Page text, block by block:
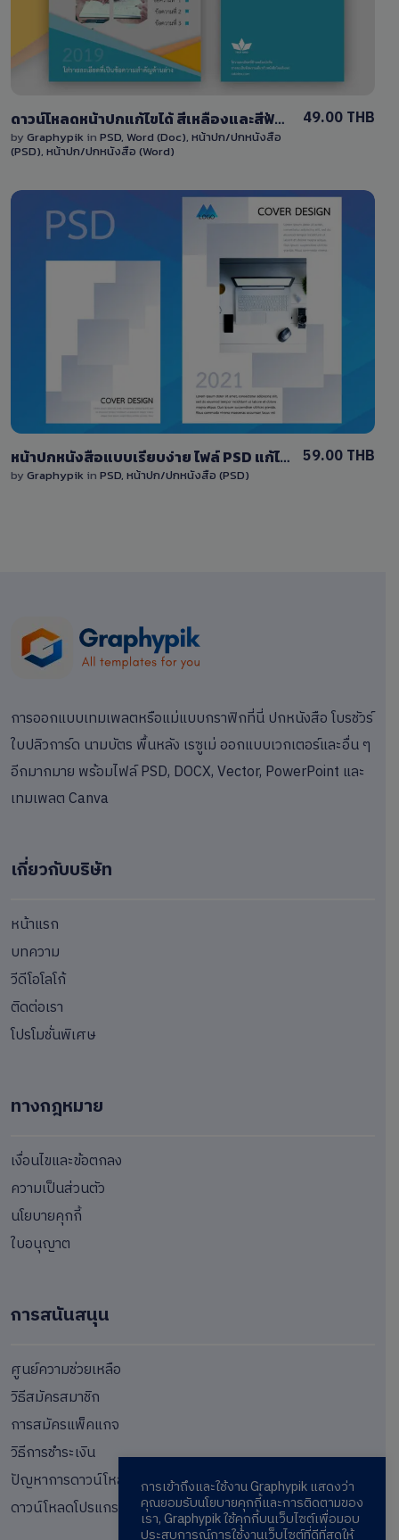
ดาวน์โหลดหน้าปกแก้ไขได้ สีเหลืองและสีฟ้า ไฟล์ psd และ ไฟล์ docx download book cover blue and yellow
by Graphypik in PSD, Word (Doc), หน้าปก/ปกหนังสือ
(PSD), หน้าปก/ปกหนังสือ (Word)
49.00 THB
View Details
หน้าปกหนังสือแบบเรียบง่าย ไฟล์ PSD แก้ไขได้ Download simple cover design
by Graphypik in PSD, หน้าปก/ปกหนังสือ (PSD)
59.00 THB
การออกแบบเทมเพลตหรือแม่แบบกราฟิกที่นี่ ปกหนังสือ โบรชัวร์
ใบปลิวการ์ด นามบัตร พื้นหลัง เรซูเม่ ออกแบบเวกเตอร์และอื่น ๆ
อีกมากมาย พร้อมไฟล์ PSD, DOCX, Vector, PowerPoint และ
เทมเพลต Canva
เกี่ยวกับบริษัท
หน้าแรก
บทความ
วีดีโอโลโก้
ติดต่อเรา
โปรโมชั่นพิเศษ
ทางกฎหมาย
เงื่อนไขและข้อตกลง
ความเป็นส่วนตัว
นโยบายคุกกี้
ใบอนุญาต
การสนันสนุน
ศูนย์ความช่วยเหลือ
วิธีสมัครสมาชิก
การสมัครแพ็คแกจ
วิธีการชำระเงิน
ปัญหาการดาวน์โหลด
ดาวน์โหลดโปรแกรม
การเข้าถึงและใช้งาน Graphypik แสดงว่า
คุณยอมรับนโยบายคุกกี้และการติดตามของ
เรา, Graphypik ใช้คุกกี้บนเว็บไซต์เพื่อมอบ
ประสบการณ์การใช้งานเว็บไซต์ที่ดีที่สุดให้